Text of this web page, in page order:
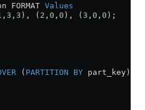
Values
, 3 , 3 ), ( 2 , 0 , 0 ), ( 3 , 0 , 0 );
( PARTITION BY part_key)